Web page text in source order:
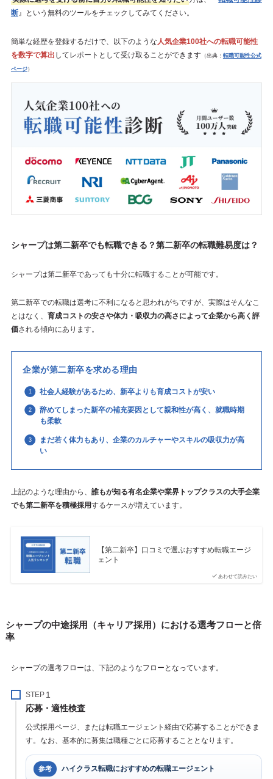
断』という無料のツールをチェックしてみてください。
簡単な経歴を登録するだけで、以下のような 人気企業100社への転職可能性
を数字で算出 してレポートとして受け取ることができます（出典： 転職可能性公式
ページ）
シャープは第二新卒でも転職できる？第二新卒の転職難易度は？
シャープは第二新卒であっても十分に転職することが可能です。
第二新卒での転職は選考に不利になると思われがちですが、実際はそんなこ
とはなく、 育成コストの安さや体力・吸収力の高さによって企業から高く評
価される傾向にあります。
企業が第二新卒を求める理由
社会人経験があるため、新卒よりも育成コストが安い
辞めてしまった新卒の補充要因として親和性が高く、就職時期
も柔軟
まだ若く体力もあり、企業のカルチャーやスキルの吸収力が高
い
上記のような理由から、 誰もが知る有名企業や業界トップクラスの大手企業
でも第二新卒を積極採用するケースが増えています。
あわせて読みたい
【第二新卒】口コミで選ぶおすすめ転職エージ
ェント
シャープの中途採用（キャリア採用）における選考フローと倍
率
シャープの選考フローは、下記のようなフローとなっています。
STEP
応募・適性検査
公式採用ページ、または転職エージェント経由で応募することができま
す。なお、基本的に募集は職種ごとに応募することとなります。
参考 ハイクラス転職におすすめの転職エージェント